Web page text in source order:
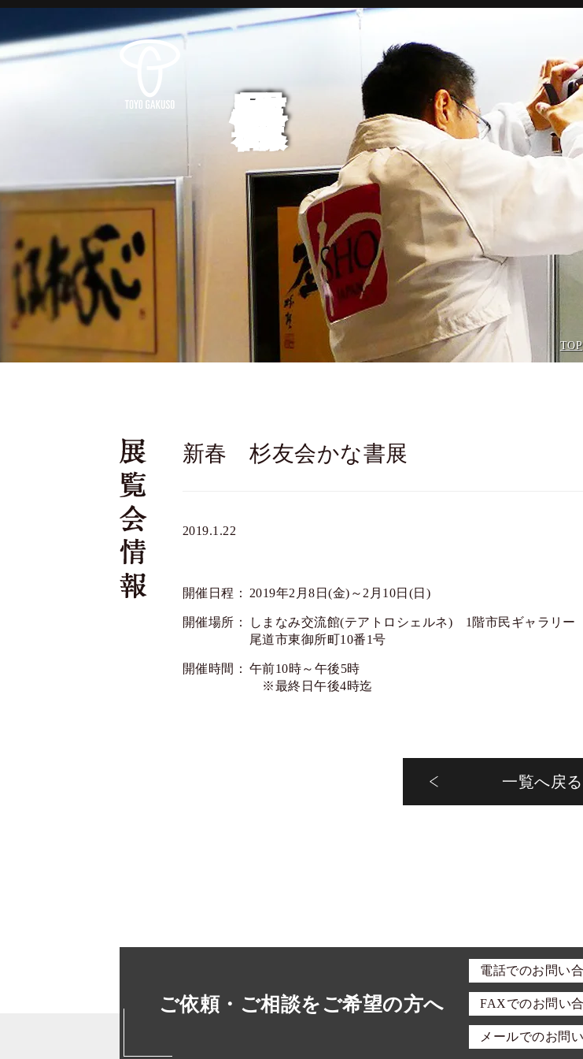
TOP
新春 杉友会かな書展
2019.1.22
開催日程： 2019年2月8日(金)～2月10日(日)
開催場所：
しまなみ交流館(テアトロシェルネ) 1階市民ギャラリー
尾道市東御所町10番1号
開催時間： 午前10時～午後5時
※最終日午後4時迄
一覧へ戻る
ご依頼・ご相談をご希望の方へ
電話でのお問い
FAXでのお問い
メールでのお問